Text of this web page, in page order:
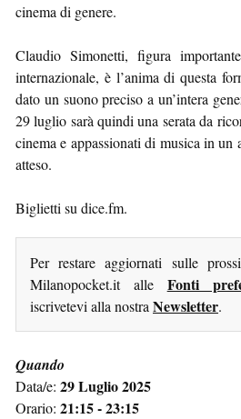
cinema di genere.
Claudio Simonetti, figura
internazionale, è l’anima di questa
dato un suono preciso a un’intera
29 luglio sarà quindi una serata da
cinema e appassionati di musica in un
atteso.
Biglietti su dice.fm.
Per restare aggiornati sulle
Milanopocket.it alle Fonti
iscrivetevi alla nostra Newsletter.
Quando
Data/e: 29 Luglio 2025
Orario: 21:15 - 23:15